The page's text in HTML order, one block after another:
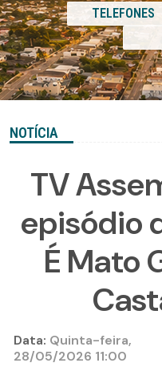
TELEFONES
NOTÍCIA
TV
episódio
É Mato
Data: Quinta-feira,
28/05/2026 11:00